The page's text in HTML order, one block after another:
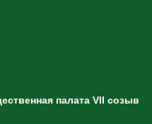
палата VII созыв